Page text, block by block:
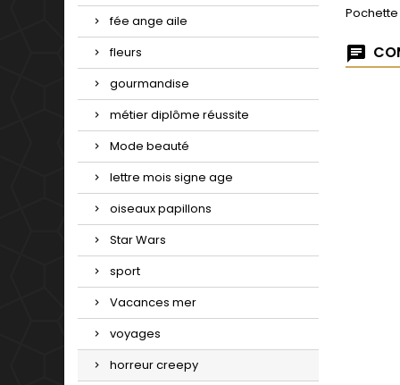
fée ange aile
fleurs
gourmandise
métier diplôme réussite
Mode beauté
lettre mois signe age
oiseaux papillons
Star Wars
sport
Vacances mer
voyages
horreur creepy